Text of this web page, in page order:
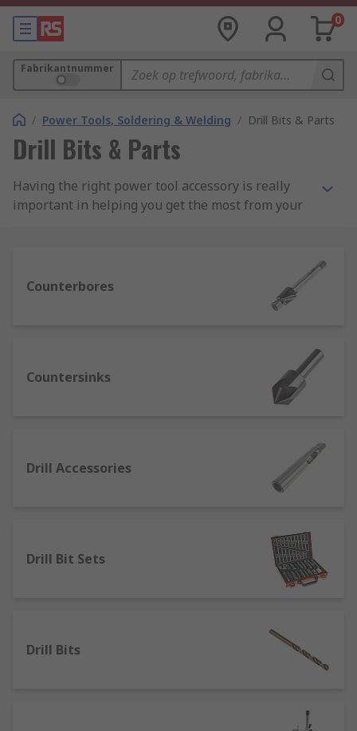
0
Fabrikantnummer
/ Power Tools, Soldering & Welding / Drill Bits & Parts
Drill Bits & Parts
Having the right power tool accessory is really
important in helping you get the most from your
bits, adapters and accessories.
We stock leading brands such as Bosch, Dormer,
When starting a job or project, it is important to
take the time to research and select a drill bit
drilling into. You can buy drill bits individually or
as drill bit sets, that contain multiple sizes. Just
Drill bits and sets
Specialist drill bits, such as tile, glass, cone
and step bits
Counterbores
Countersinks
Drill Accessories
Drill Bit Sets
Drill Bits